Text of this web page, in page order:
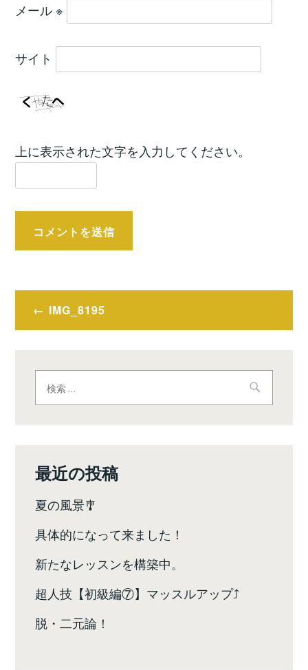
メール ※
サイト
上に表示された文字を入力してください。
投
稿
ビ
ゲ
ョ
ン
IMG_8195
索:
最近の投稿
夏の風景🎐
具体的になって来ました！
新たなレッスンを構築中。
超人技【初級編⑦】マッスルアップ⤴️
脱・二元論！